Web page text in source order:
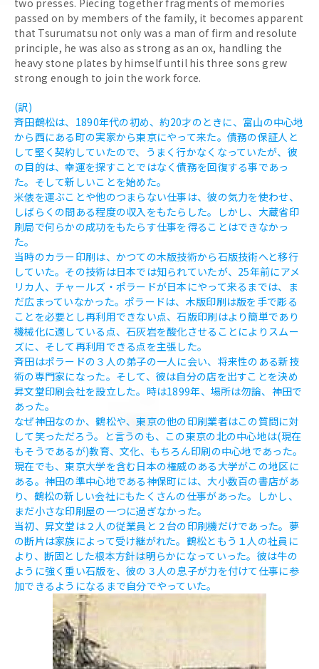
passed on by members of the family, it becomes apparent
that Tsurumatsu not only was a man of firm and resolute
principle, he was also as strong as an ox, handling the
heavy stone plates by himself until his three sons grew
strong enough to join the work force.
(訳)
斉田鶴松は、1890年代の初め、約20才のときに、富山の中心地
から西にある町の実家から東京にやって来た。債務の保証人と
して堅く契約していたので、うまく行かなくなっていたが、彼
の目的は、幸運を探すことではなく債務を回復する事であっ
た。そして新しいことを始めた。
米俵を運ぶことや他のつまらない仕事は、彼の気力を使わせ、
しばらくの間ある程度の収入をもたらした。しかし、大蔵省印
刷局で何らかの成功をもたらす仕事を得ることはできなかっ
た。
当時のカラー印刷は、かつての木版技術から石版技術へと移行
していた。その技術は日本では知られていたが、25年前にアメ
リカ人、チャールズ・ポラードが日本にやって来るまでは、ま
だ広まっていなかった。ポラードは、木版印刷は版を手で彫る
ことを必要とし再利用できない点、石版印刷はより簡単であり
機械化に適している点、石灰岩を酸化させることによりスムー
ズに、そして再利用できる点を主張した。
斉田はポラードの３人の弟子の一人に会い、将来性のある新技
術の専門家になった。そして、彼は自分の店を出すことを決め
昇文堂印刷会社を設立した。時は1899年、場所は勿論、神田で
あった。
なぜ神田なのか、鶴松や、東京の他の印刷業者はこの質問に対
して笑っただろう。と言うのも、この東京の北の中心地は(現在
もそうであるが)教育、文化、もちろん印刷の中心地であった。
現在でも、東京大学を含む日本の権威のある大学がこの地区に
ある。神田の準中心地である神保町には、大小数百の書店があ
り、鶴松の新しい会社にもたくさんの仕事があった。しかし、
まだ小さな印刷屋の一つに過ぎなかった。
当初、昇文堂は２人の従業員と２台の印刷機だけであった。夢
の断片は家族によって受け継がれた。鶴松ともう１人の社員に
より、断固とした根本方針は明らかになっていった。彼は牛の
ように強く重い石版を、彼の３人の息子が力を付けて仕事に参
加できるようになるまで自分でやっていた。